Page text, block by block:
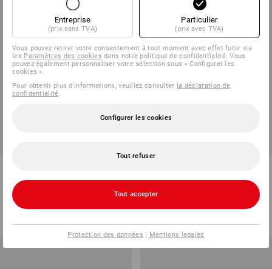
à p. de 18,92 €
2
à p. de 40,34 €
Entreprise
(prix sans TVA)
Particulier
(prix avec TVA)
Vous pouvez retirer votre consentement à tout moment avec effet futur via
les Paramètres des cookies dans notre politique de confidentialité. Vous
pouvez également personnaliser votre sélection sous « Configurer les
cookies ».
Pour obtenir plus d'informations, veuillez consulter la déclaration de
confidentialité.
Configurer les cookies
Tout refuser
Tout accepter
Protection des données | Mentions legales